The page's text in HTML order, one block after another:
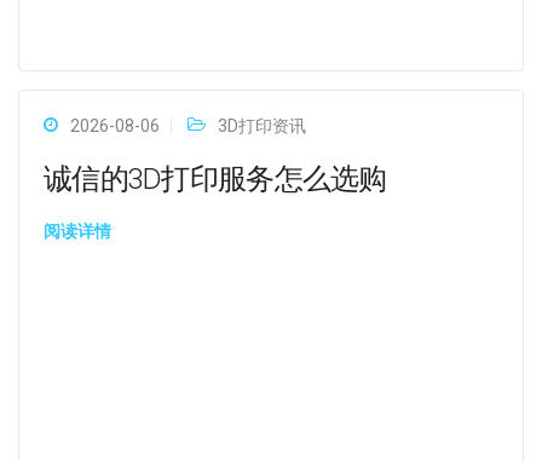
2026-08-06 3D打印资讯
诚信的3D打印服务怎么选购
阅读详情